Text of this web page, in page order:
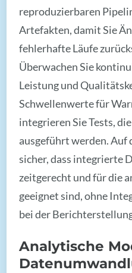
reproduzierbaren
Artefakten, damit Sie
fehlerhafte Läufe
Überwachen Sie
Leistung und
Schwellenwerte für
integrieren Sie Tests,
ausgeführt werden. Auf
sicher, dass integrierte
zeitgerecht und für die
geeignet sind, ohne
bei der
Analytische